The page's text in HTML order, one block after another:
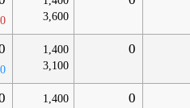
3,600
1,400
3,100
0
1,400
0